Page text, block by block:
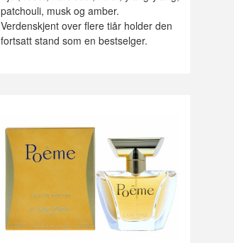
patchouli, musk og amber.
Verdenskjent over flere tiår holder den
fortsatt stand som en bestselger.